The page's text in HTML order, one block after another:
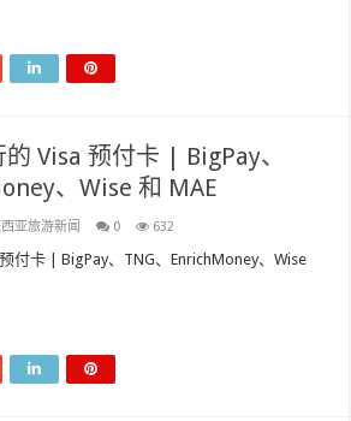
Visa 预付卡 | BigPay、
、Wise 和 MAE
亚旅游新闻 0 632
付卡 | BigPay、TNG、EnrichMoney、Wise